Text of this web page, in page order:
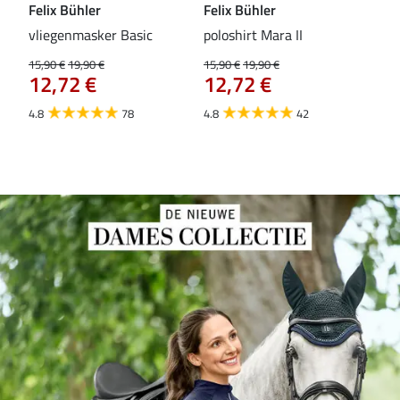
Felix Bühler
vliegenmasker Basic
15,90 €19,90 €
12,72 €
4.8 78
Felix Bühler
poloshirt Mara II
15,90 €19,90 €
12,72 €
4.8 42